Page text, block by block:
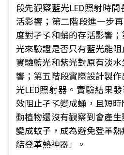
段先觀察藍光LED照射時
活影響；第二階段進一步
度對孑孓和蛹的存活影響
光來驗證是否只有藍光能阻
實驗藍光和紫光對原有淡
響；第五階段實際設計製
光LED照射器。實驗結果
效阻止孑孓變成蛹，且短
動植物還沒有觀察到會產
變成蚊子，成為避免登革
結登革熱神器」。